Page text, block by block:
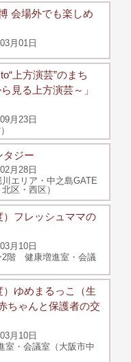
会場外でも楽しめ
月01日
上方演芸”のまち
見る上方演芸～」
月23日
タジー
月28日
エリア・中之島GATE
区・西区）
）フレッシュママの
月10日
2階 健康増進室・会議
ゆめまるっこ（生
ちゃんと保護者の交
月10日
・会議室（大阪市中